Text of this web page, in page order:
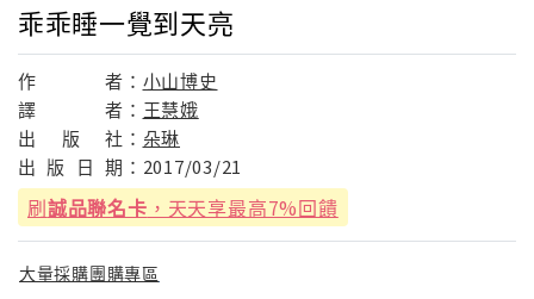
乖乖睡一覺到天亮
作 者： 小山博史
譯
者： 王慧娥
出
版 社： 朵琳
出 版 日 期： 2017/03/21
刷誠品聯名卡 ，天天享最高7%回饋
大量採購團購專區